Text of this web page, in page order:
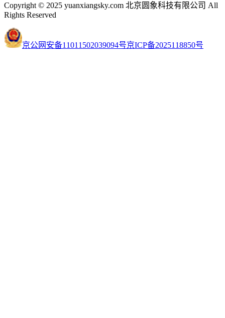
Copyright © 2025 yuanxiangsky.com 北京圆象科技有限公司 All
Rights Reserved
京公网安备11011502039094号京ICP备2025118850号